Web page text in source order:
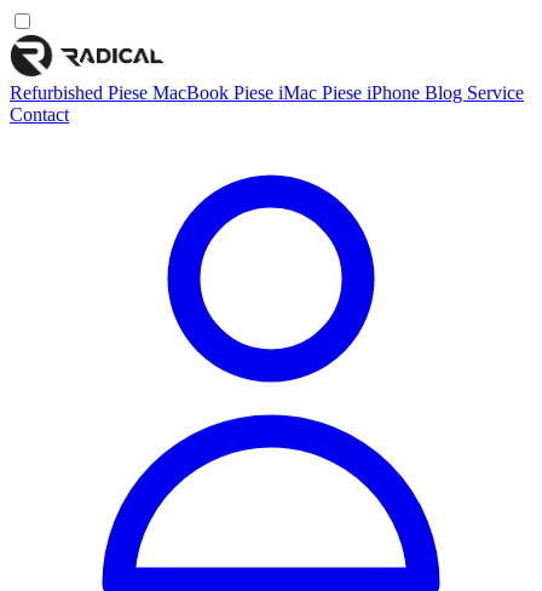
Refurbished Piese MacBook Piese iMac Piese iPhone Blog Service
Contact